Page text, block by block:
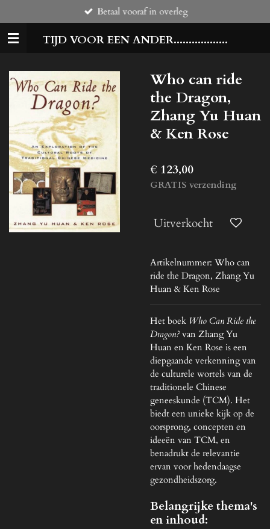
direct
naar
TIJD VOOR EEN ANDER..................
Betaal vooraf in overleg
Who can ride
the Dragon,
Zhang Yu Huan
& Ken Rose
€ 123,00
GRATIS verzending
Uitverkocht
Artikelnummer: Who can
ride the Dragon, Zhang Yu
Huan & Ken Rose
Het boek Who Can Ride the
Dragon?van Zhang Yu
Huan en Ken Rose is een
diepgaande verkenning van
de culturele wortels van de
traditionele Chinese
geneeskunde (TCM). Het
biedt een unieke kijk op de
oorsprong, concepten en
ideeën van TCM, en
benadrukt de relevantie
ervan voor hedendaagse
gezondheidszorg.
Belangrijke thema's
en inhoud: